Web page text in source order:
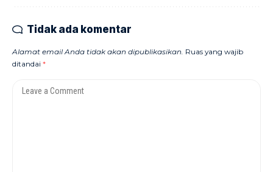
Tidak ada komentar
Alamat email Anda tidak akan dipublikasikan. Ruas yang wajib
ditandai *